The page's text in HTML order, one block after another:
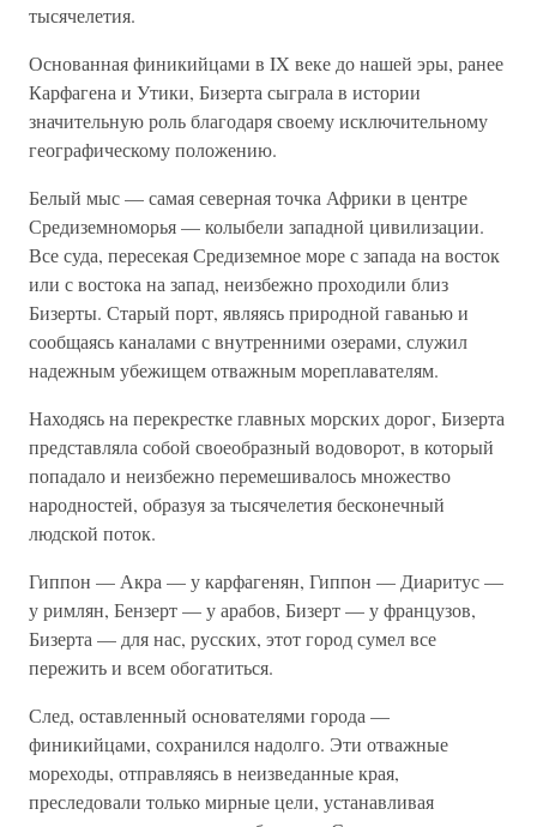
тысячелетия.
Основанная финикийцами в IX веке до нашей эры, ранее
Карфагена и Утики, Бизерта сыграла в истории
значительную роль благодаря своему исключительному
географическому положению.
Белый мыс — самая северная точка Африки в центре
Средиземноморья — колыбели западной цивилизации.
Все суда, пересекая Средиземное море с запада на восток
или с востока на запад, неизбежно проходили близ
Бизерты. Старый порт, являясь природной гаванью и
сообщаясь каналами с внутренними озерами, служил
надежным убежищем отважным мореплавателям.
Находясь на перекрестке главных морских дорог, Бизерта
представляла собой своеобразный водоворот, в который
попадало и неизбежно перемешивалось множество
народностей, образуя за тысячелетия бесконечный
людской поток.
Гиппон — Акра — у карфагенян, Гиппон — Диаритус —
у римлян, Бензерт — у арабов, Бизерт — у французов,
Бизерта — для нас, русских, этот город сумел все
пережить и всем обогатиться.
След, оставленный основателями города —
финикийцами, сохранился надолго. Эти отважные
мореходы, отправляясь в неизведанные края,
преследовали только мирные цели, устанавливая